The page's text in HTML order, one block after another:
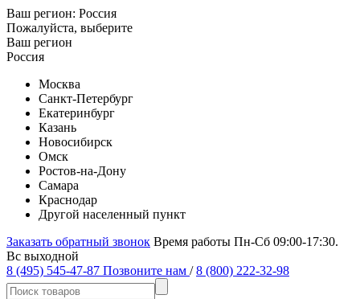
Ваш регион: Россия
Пожалуйста, выберите
Ваш регион
Россия
Москва
Санкт-Петербург
Екатеринбург
Казань
Новосибирск
Омск
Ростов-на-Дону
Самара
Краснодар
Другой населенный пункт
Заказать обратный звонок Время работы Пн-Сб 09:00-17:30.
Вс выходной
8 (495) 545-47-87 Позвоните нам / 8 (800) 222-32-98